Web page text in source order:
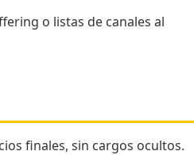
o listas de canales al
finales, sin cargos ocultos.